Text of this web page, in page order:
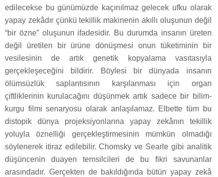
edilecekse bu günümüzde kaçınılmaz gelecek ufku olarak
yapay zekâdır çünkü tekillik makinenin akıllı oluşunun değil
“bir özne” oluşunun ifadesidir. Bu durumda insanın üreten
değil üretilen bir ürüne dönüşmesi onun tüketiminin bir
vesilesinin de artık genetik kopyalama vasıtasıyla
gerçekleşeceğini bildirir. Böylesi bir dünyada insanın
ölümsüzlük saplantısının karşılanması için organ
çiftliklerinin kurulacağını düşünmek artık sadece bir bilim-
kurgu filmi senaryosu olarak anlaşılamaz. Elbette tüm bu
distopik dünya projeksiyonlarına yapay zekânın tekillik
yoluyla öznelliği gerçekleştirmesinin mümkün olmadığı
söylenerek itiraz edilebilir. Chomsky ve Searle gibi analitik
düşüncenin duayen temsilcileri de bu fikri savunanlar
arasındadır. Gerçekten de bakıldığında bütün yapay zekâ